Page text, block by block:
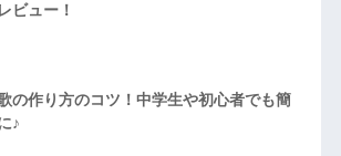
ビュー！
の作り方のコツ！中学生や初心者でも簡
♪